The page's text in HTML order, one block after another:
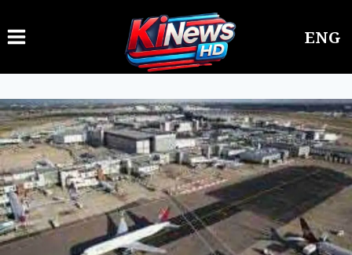
to
content
ENG